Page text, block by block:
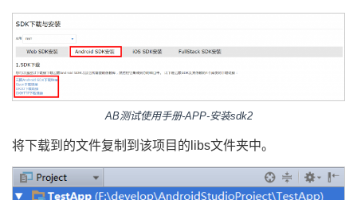
AB测试使用手册-APP-安装sdk2
将下载到的文件复制到该项目的libs文件夹中。